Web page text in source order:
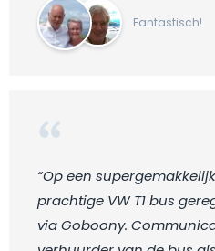
Fantastisch!
“Op een
prachtige VW T1 bus
via Goboony.